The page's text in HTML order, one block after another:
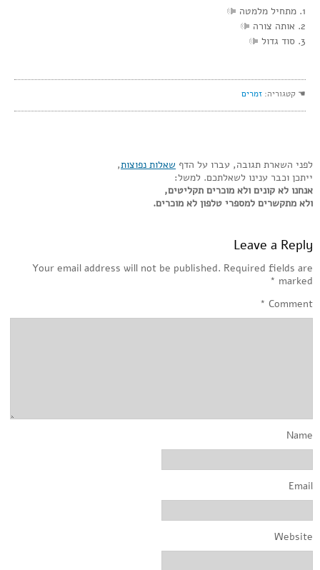
1. מתחיל מלמטה
2. אותה צורה
3. סוד גדול
☚ קטגוריה: זמרים
לפני השארת תגובה, עברו על הדף שאלות נפוצות,
ייתכן וכבר ענינו לשאלתכם. למשל:
אנחנו לא קונים ולא מוכרים תקליטים,
ולא מתקשרים למספרי טלפון לא מוכרים.
Leave a Reply
Your email address will not be published. Required fields are
marked
*
Comment
*
Name
Email
Website